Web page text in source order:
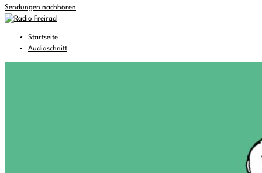
Sendungen nachhören
Startseite
Audioschnitt